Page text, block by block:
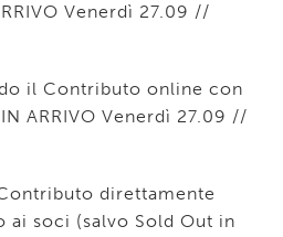
Venerdì 27.09 //
il Contributo online con
ARRIVO Venerdì 27.09 //
direttamente
soci (salvo Sold Out in